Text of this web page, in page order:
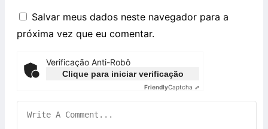
Salvar meus dados neste navegador para a
próxima vez que eu comentar.
Verificação Anti-Robô
Clique para iniciar verificação
FriendlyCaptcha ⇗